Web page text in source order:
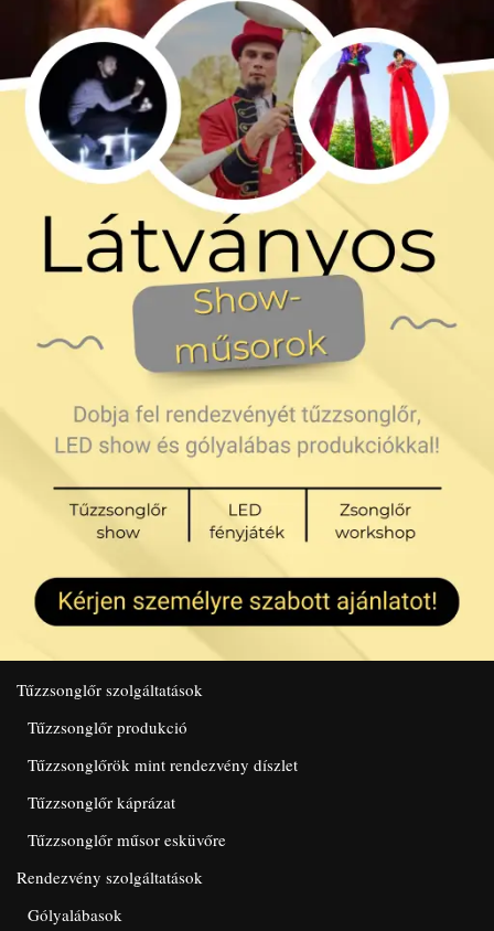
Tűzzsonglőr szolgáltatások
Tűzzsonglőr produkció
Tűzzsonglőrök mint rendezvény díszlet
Tűzzsonglőr káprázat
Tűzzsonglőr műsor esküvőre
Rendezvény szolgáltatások
Gólyalábasok